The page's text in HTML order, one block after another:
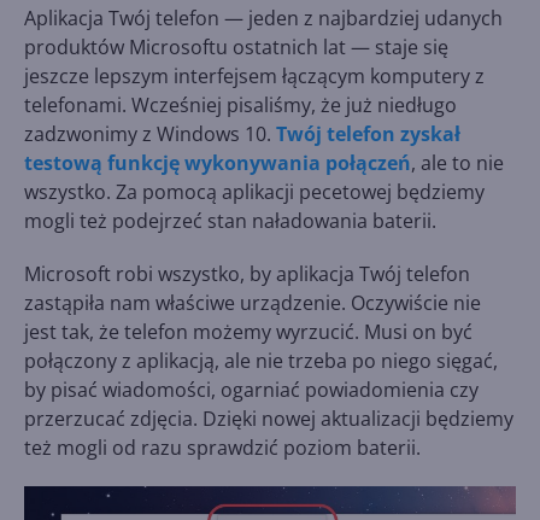
Aplikacja Twój telefon — jeden z najbardziej udanych
produktów Microsoftu ostatnich lat — staje się
jeszcze lepszym interfejsem łączącym komputery z
telefonami. Wcześniej pisaliśmy, że już niedługo
zadzwonimy z Windows 10. Twój telefon zyskał
testową funkcję wykonywania połączeń, ale to nie
wszystko. Za pomocą aplikacji pecetowej będziemy
mogli też podejrzeć stan naładowania baterii.
Microsoft robi wszystko, by aplikacja Twój telefon
zastąpiła nam właściwe urządzenie. Oczywiście nie
jest tak, że telefon możemy wyrzucić. Musi on być
połączony z aplikacją, ale nie trzeba po niego sięgać,
by pisać wiadomości, ogarniać powiadomienia czy
przerzucać zdjęcia. Dzięki nowej aktualizacji będziemy
też mogli od razu sprawdzić poziom baterii.